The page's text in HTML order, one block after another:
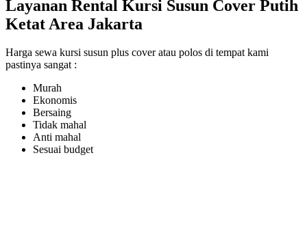
Layanan Rental Kursi Susun Cover Putih
Ketat Area Jakarta
Harga sewa kursi susun plus cover atau polos di tempat kami
pastinya sangat :
Murah
Ekonomis
Bersaing
Tidak mahal
Anti mahal
Sesuai budget